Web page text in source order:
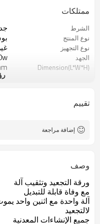
ممتلكات
الشرط
نوع المنتج
نوع التجهيز
الجهد
Dimension(L*W*H)
تقييم
إضافة مراجعة
وصف
ورقة التجعيد وتثقيب آلة
مع وفاة قابلة للتبديل
لالتجعيد
جميع الإنشاءات المعدنية